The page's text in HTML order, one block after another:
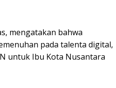
mengatakan bahwa
pada talenta digital,
untuk Ibu Kota Nusantara